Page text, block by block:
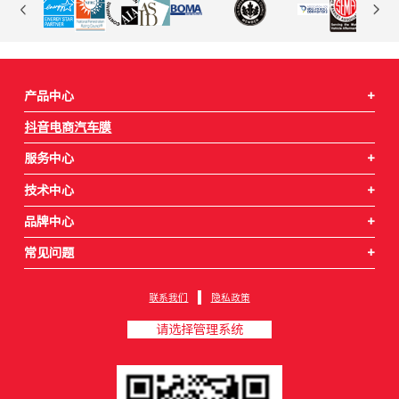
产品中心 +
抖音电商汽车膜
服务中心 +
技术中心 +
品牌中心 +
常见问题 +
联系我们 隐私政策
请选择管理系统